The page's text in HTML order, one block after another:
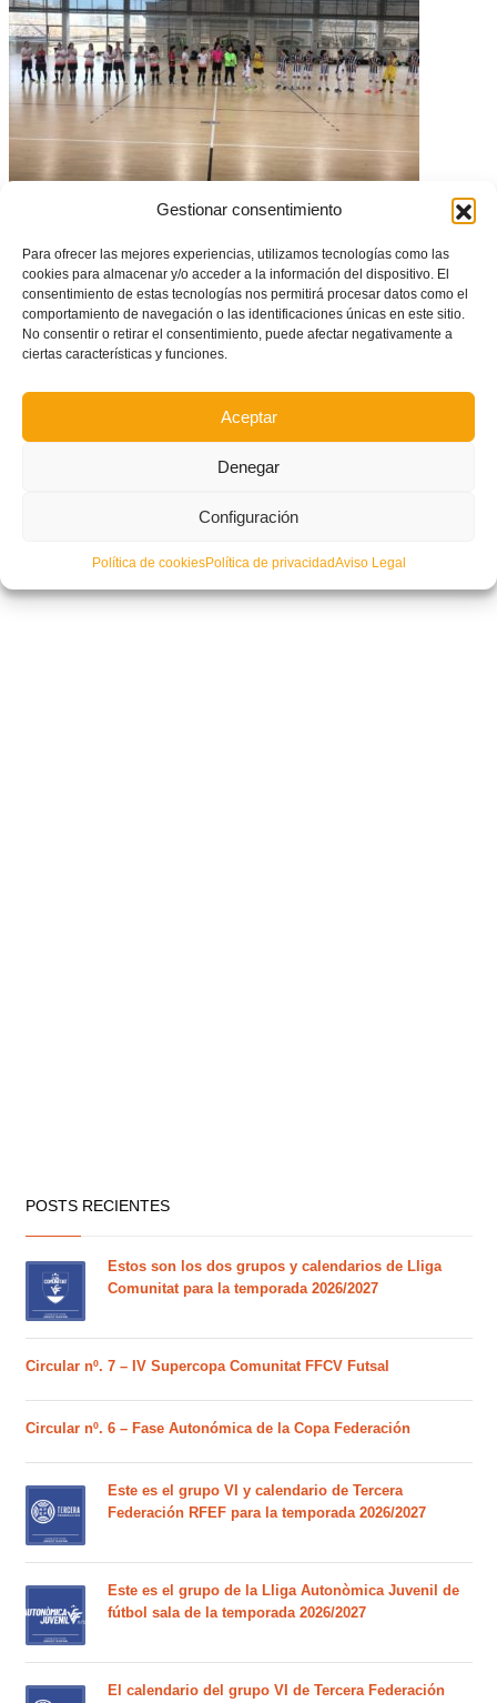
Gestionar consentimiento
Para ofrecer las mejores experiencias, utilizamos tecnologías como las
cookies para almacenar y/o acceder a la información del dispositivo. El
consentimiento de estas tecnologías nos permitirá procesar datos como el
comportamiento de navegación o las identificaciones únicas en este sitio.
No consentir o retirar el consentimiento, puede afectar negativamente a
ciertas características y funciones.
Aceptar
Denegar
Configuración
Política de cookiesPolítica de privacidadAviso Legal
Copa Federación Autonómica de Fútbol Sala Femenino
POSTS RECIENTES
Estos son los dos grupos y calendarios de Lliga
Comunitat para la temporada 2026/2027
Circular nº. 7 – IV Supercopa Comunitat FFCV Futsal
Circular nº. 6 – Fase Autonómica de la Copa Federación
Este es el grupo VI y calendario de Tercera
Federación RFEF para la temporada 2026/2027
Este es el grupo de la Lliga Autonòmica Juvenil de
fútbol sala de la temporada 2026/2027
El calendario del grupo VI de Tercera Federación